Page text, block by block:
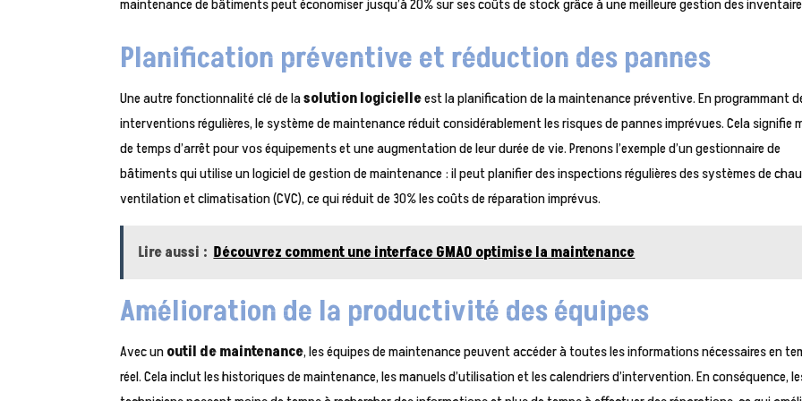
maintenance de bâtiments peut économiser jusqu’à 20% sur ses coûts de stock grâce à une meilleure gestion des
Planification préventive et réduction des pannes
Une autre fonctionnalité clé de lasolution logicielleest la planification de la maintenance préventive. En programmant
interventions régulières, le système de maintenance réduit considérablement les risques de pannes imprévues. Cela signifie
de temps d’arrêt pour vos équipements et une augmentation de leur durée de vie. Prenons l’exemple d’un gestionnaire de
bâtiments qui utilise un logiciel de gestion de maintenance : il peut planifier des inspections régulières des systèmes de
ventilation et climatisation (CVC), ce qui réduit de 30% les coûts de réparation imprévus.
Lire aussi : Découvrez comment une interface GMAO optimise la maintenance
Amélioration de la productivité des équipes
Avec unoutil de maintenance, les équipes de maintenance peuvent accéder à toutes les informations nécessaires en
réel. Cela inclut les historiques de maintenance, les manuels d’utilisation et les calendriers d’intervention. En conséquence,